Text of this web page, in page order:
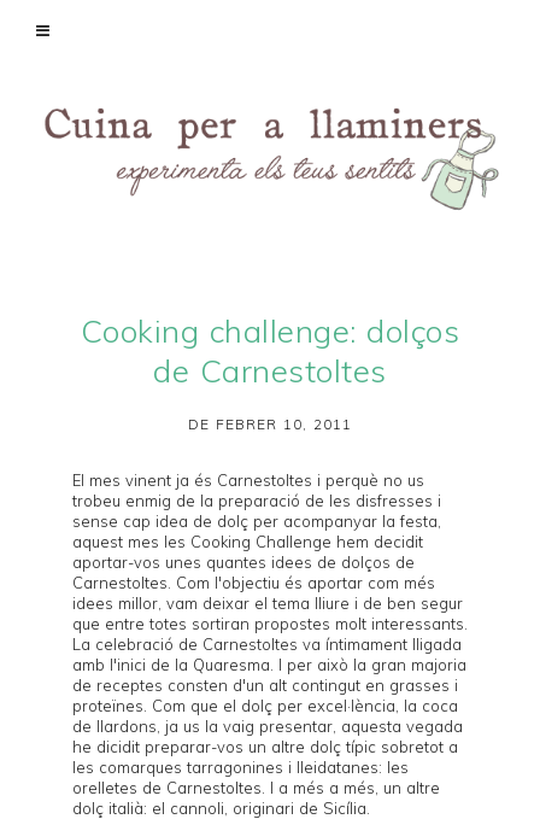
Cooking challenge: dolços
de Carnestoltes
DE FEBRER 10, 2011
El mes vinent ja és Carnestoltes i perquè no us
trobeu enmig de la preparació de les disfresses i
sense cap idea de dolç per acompanyar la festa,
aquest mes les Cooking Challenge hem decidit
aportar-vos unes quantes idees de dolços de
Carnestoltes. Com l'objectiu és aportar com més
idees millor, vam deixar el tema lliure i de ben segur
que entre totes sortiran propostes molt interessants.
La celebració de Carnestoltes va íntimament lligada
amb l'inici de la Quaresma. I per això la gran majoria
de receptes consten d'un alt contingut en grasses i
proteïnes. Com que el dolç per excel·lència, la coca
de llardons , ja us la vaig presentar, aquesta vegada
he dicidit preparar-vos un altre dolç típic sobretot a
les comarques tarragonines i lleidatanes: les
orelletes de Carnestoltes . I a més a més, un altre
dolç italià: el cannoli , originari de Sicília.